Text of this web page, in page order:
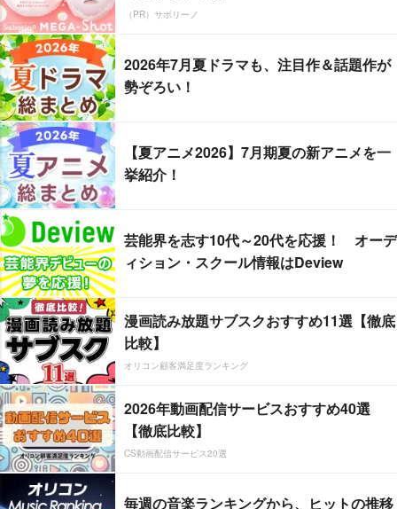
（PR）サボリーノ
2026年7月夏ドラマも、注目作＆話題作が
勢ぞろい！
【夏アニメ2026】7月期夏の新アニメを一
挙紹介！
芸能界を志す10代～20代を応援！ オーデ
ィション・スクール情報はDeview
漫画読み放題サブスクおすすめ11選【徹底
比較】
オリコン顧客満足度ランキング
2026年動画配信サービスおすすめ40選
【徹底比較】
CS動画配信サービス20選
毎週の音楽ランキングから、ヒットの推移